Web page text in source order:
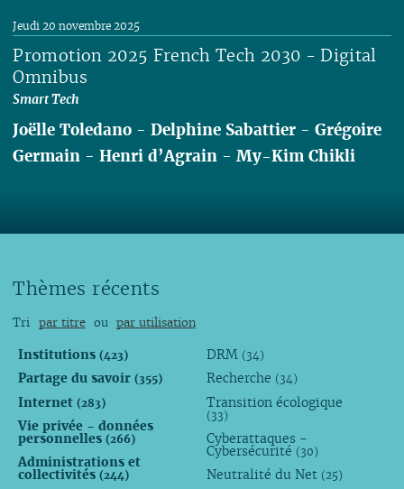
Lire
Promotion 2025 French Tech 2030 - Digital
Omnibus
Smart Tech
Jeudi 20 novembre 2025
Joëlle Toledano -Delphine Sabattier -Grégoire
Germain -Henri d’Agrain -My-Kim Chikli
Thèmes récents
Tri par titre ou par utilisation
Institutions (423)
Partage du savoir (355)
Internet (283)
Vie privée - données
personnelles (266)
Administrations et
collectivités (244)
DRM (34)
Recherche (34)
Transition écologique
(33)
Cyberattaques -
Cybersécurité (30)
Neutralité du Net (25)